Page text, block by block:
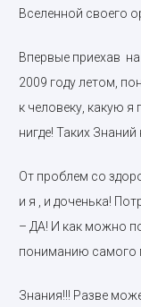
Вселенной своего
Впервые приехав
2009 году летом,
к человеку, какую я
нигде! Таких
От проблем со
и я , и доченька!
– ДА! И как можно
пониманию самого
Знания!!! Разве